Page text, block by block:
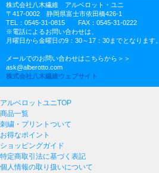
株式会社八木繊維 アルベロット・ユニ
〒417-0002 静岡県富士市依田橋426-1
TEL：0545-31-0815 FAX：0545-31-0222
※電話によるお問い合わせは、
月曜日から金曜日の9：30～17：30までとなります。
メールでのお問い合わせはこちらから＞＞
ask@alberotto.com
株式会社八木繊維ウェブサイト
アルベロットユニTOP
商品一覧
刺繍・プリントついて
お得なポイント
ショッピングガイド
特定商取引法に基づく表記
個人情報の取り扱いについて